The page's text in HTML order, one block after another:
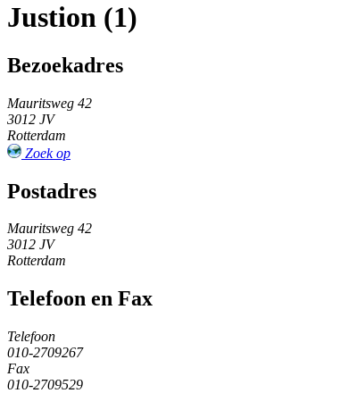
Justion (1)
Bezoekadres
Mauritsweg 42
3012 JV
Rotterdam
Zoek op
Postadres
Mauritsweg 42
3012 JV
Rotterdam
Telefoon en Fax
Telefoon
010-2709267
Fax
010-2709529